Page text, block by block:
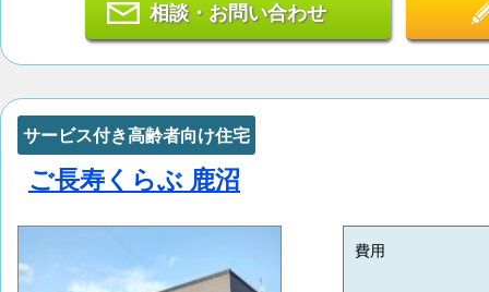
相談・お問い合わせ
サービス付き高齢者向け住宅
ご長寿くらぶ 鹿沼
費用